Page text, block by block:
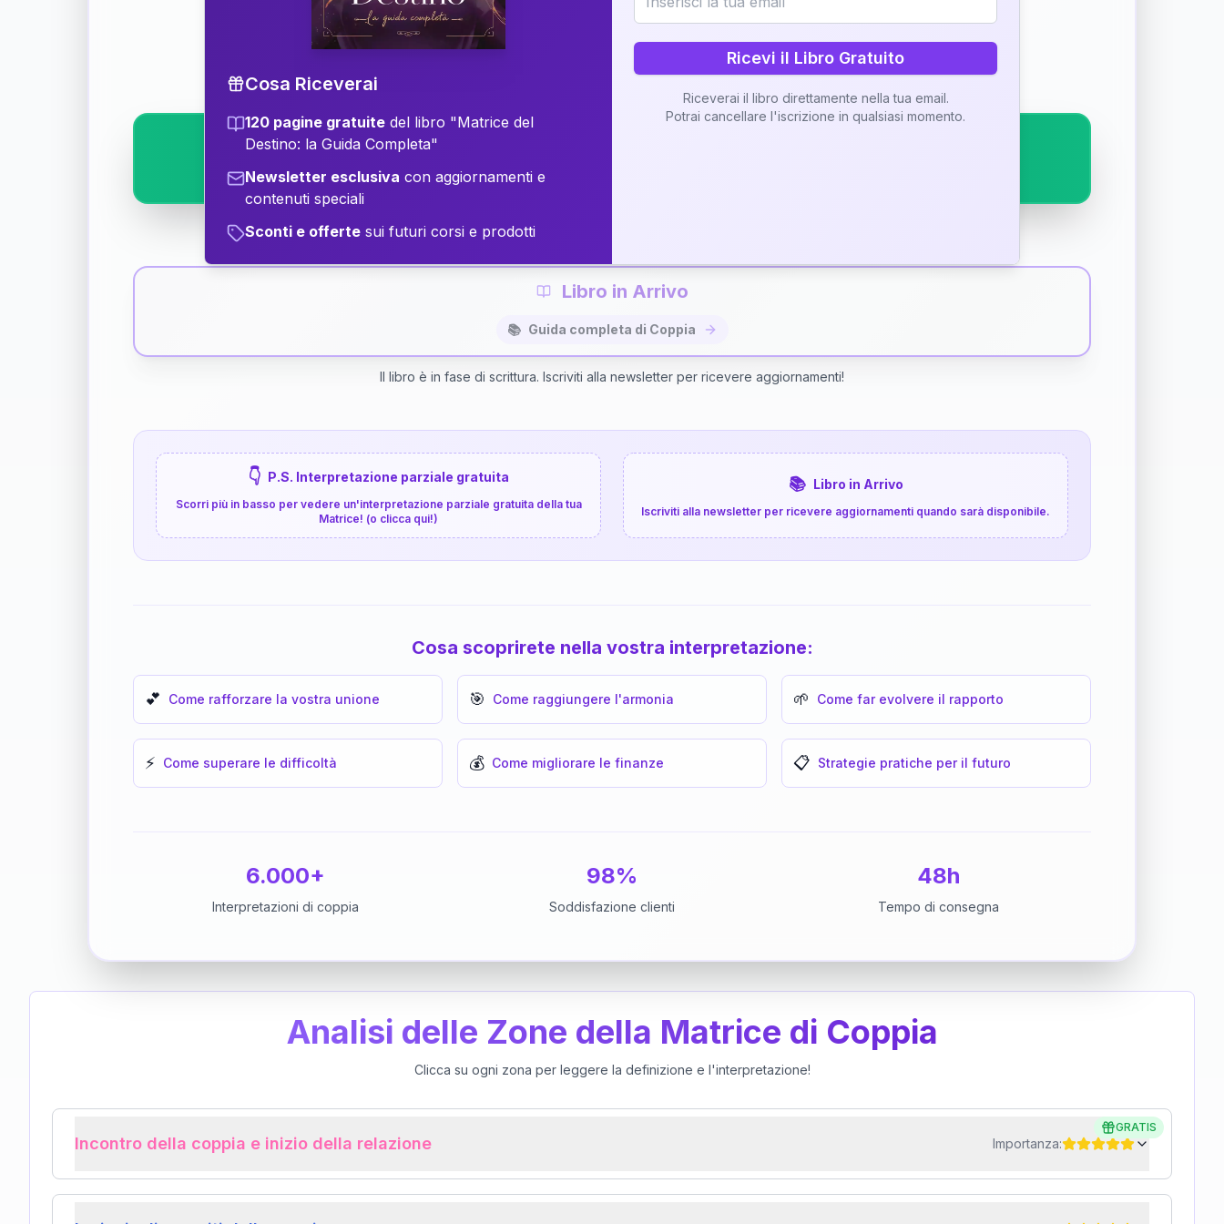
Scopri il significato della vostra Matrice di Coppia attraverso una nostra interpretazione
✨ Interpretazione personalizzata
⚡
Libro in Arrivo
📚 Guida completa di Coppia
Il libro è in fase di scrittura. Iscriviti alla newsletter per ricevere aggiornamenti!
👇 P.S. Interpretazione parziale gratuita
Scorri più in basso per vedere un'interpretazione parziale gratuita della tua
Matrice! (o clicca qui!)
📚 Libro in Arrivo
Iscriviti alla newsletter per ricevere aggiornamenti quando sarà disponibile.
Cosa scoprirete nella vostra interpretazione:
💕 Come rafforzare la vostra unione 🎯 Come raggiungere l'armonia 🌱 Come far evolvere il rapporto
⚡ Come superare le difficoltà 💰 Come migliorare le finanze 📋 Strategie pratiche per il futuro
6.000+
Interpretazioni di coppia
98%
Soddisfazione clienti
48h
Tempo di consegna
Analisi delle Zone della Matrice di Coppia
Clicca su ogni zona per leggere la definizione e l'interpretazione!
GRATIS
Incontro della coppia e inizio della relazione Importanza:
Cosa Riceverai
120 pagine gratuite del libro "Matrice del
Destino: la Guida Completa"
Newsletter esclusiva con aggiornamenti e
contenuti speciali
Sconti e offerte sui futuri corsi e prodotti
Ricevi il Libro Gratuito
Riceverai il libro direttamente nella tua email.
Potrai cancellare l'iscrizione in qualsiasi momento.